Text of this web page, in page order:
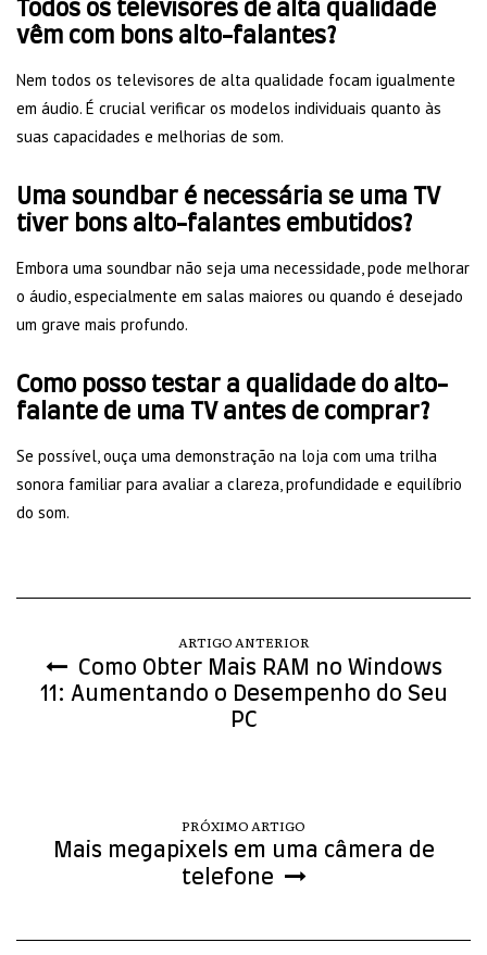
Todos os televisores de alta qualidade
vêm com bons alto-falantes?
Nem todos os televisores de alta qualidade focam igualmente
em áudio. É crucial verificar os modelos individuais quanto às
suas capacidades e melhorias de som.
Uma soundbar é necessária se uma TV
tiver bons alto-falantes embutidos?
Embora uma soundbar não seja uma necessidade, pode melhorar
o áudio, especialmente em salas maiores ou quando é desejado
um grave mais profundo.
Como posso testar a qualidade do alto-
falante de uma TV antes de comprar?
Se possível, ouça uma demonstração na loja com uma trilha
sonora familiar para avaliar a clareza, profundidade e equilíbrio
do som.
ARTIGO ANTERIOR
Como Obter Mais RAM no Windows
11: Aumentando o Desempenho do Seu
PC
PRÓXIMO ARTIGO
Mais megapixels em uma câmera de
telefone